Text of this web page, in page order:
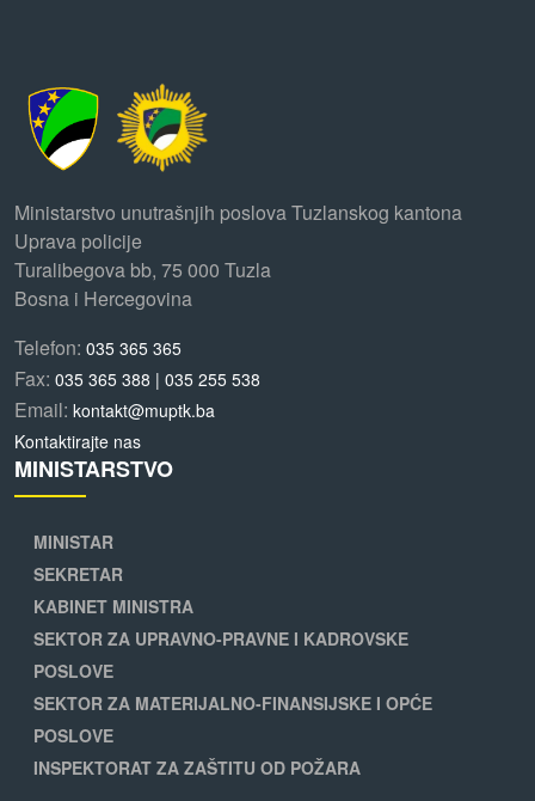
Ministarstvo unutrašnjih poslova Tuzlanskog kantona
Uprava policije
Turalibegova bb, 75 000 Tuzla
Bosna i Hercegovina
Telefon: 035 365 365
Fax: 035 365 388 | 035 255 538
Email: kontakt@muptk.ba
Kontaktirajte nas
MINISTARSTVO
MINISTAR
SEKRETAR
KABINET MINISTRA
SEKTOR ZA UPRAVNO-PRAVNE I KADROVSKE
POSLOVE
SEKTOR ZA MATERIJALNO-FINANSIJSKE I OPĆE
POSLOVE
INSPEKTORAT ZA ZAŠTITU OD POŽARA